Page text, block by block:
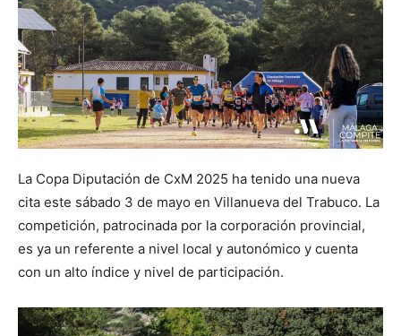
La Copa Diputación de CxM 2025 ha tenido una nueva
cita este sábado 3 de mayo en Villanueva del Trabuco. La
competición, patrocinada por la corporación provincial,
es ya un referente a nivel local y autonómico y cuenta
con un alto índice y nivel de participación.